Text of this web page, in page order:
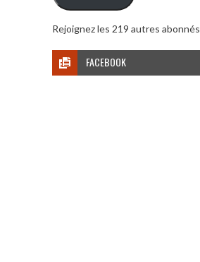
Rejoignez les 219 autres abonnés
FACEBOOK